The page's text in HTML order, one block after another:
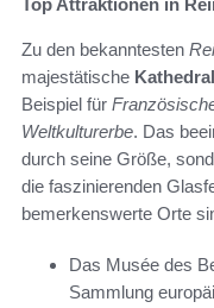
Top Attraktionen in
Zu den bekanntesten
majestätische
Beispiel für
Weltkulturerbe. Das
durch seine Größe,
die faszinierenden
bemerkenswerte Orte
Das Musée des
Sammlung